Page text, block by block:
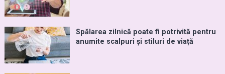
Spălarea zilnică poate fi potrivită pentru
anumite scalpuri și stiluri de viață